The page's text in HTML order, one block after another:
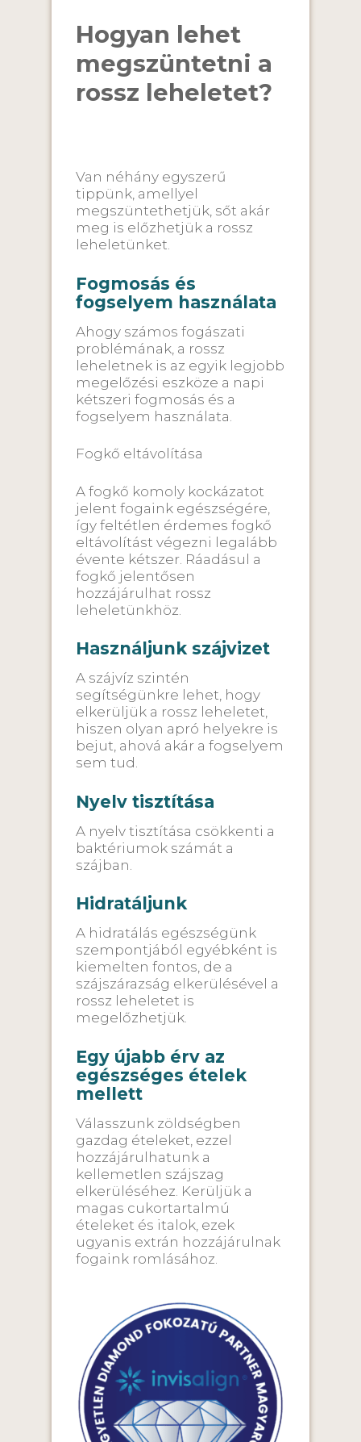
Hogyan lehet
megszüntetni a
rossz leheletet?
Van néhány egyszerű
tippünk, amellyel
megszüntethetjük, sőt akár
meg is előzhetjük a rossz
leheletünket.
Fogmosás és
fogselyem használata
Ahogy számos fogászati
problémának, a rossz
leheletnek is az egyik legjobb
megelőzési eszköze a napi
kétszeri fogmosás és a
fogselyem használata.
Fogkő eltávolítása
A fogkő komoly kockázatot
jelent fogaink egészségére,
így feltétlen érdemes fogkő
eltávolítást végezni legalább
évente kétszer. Ráadásul a
fogkő jelentősen
hozzájárulhat rossz
leheletünkhöz.
Használjunk szájvizet
A szájvíz szintén
segítségünkre lehet, hogy
elkerüljük a rossz leheletet,
hiszen olyan apró helyekre is
bejut, ahová akár a fogselyem
sem tud.
Nyelv tisztítása
A nyelv tisztítása csökkenti a
baktériumok számát a
szájban.
Hidratáljunk
A hidratálás egészségünk
szempontjából egyébként is
kiemelten fontos, de a
szájszárazság elkerülésével a
rossz leheletet is
megelőzhetjük.
Egy újabb érv az
egészséges ételek
mellett
Válasszunk zöldségben
gazdag ételeket, ezzel
hozzájárulhatunk a
kellemetlen szájszag
elkerüléséhez. Kerüljük a
magas cukortartalmú
ételeket és italok, ezek
ugyanis extrán hozzájárulnak
fogaink romlásához.